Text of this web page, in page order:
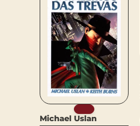
Michael Uslan